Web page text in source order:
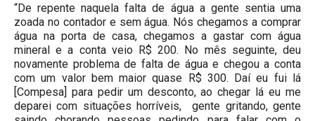
“De repente naquela falta de água a gente sentia uma
zoada no contador e sem água. Nós chegamos a comprar
água na porta de casa, chegamos a gastar com água
mineral e a conta veio R$ 200. No mês seguinte, deu
novamente problema de falta de água e chegou a conta
com um valor bem maior quase R$ 300. Daí eu fui lá
[Compesa] para pedir um desconto, ao chegar lá eu me
deparei com situações horríveis, gente gritando, gente